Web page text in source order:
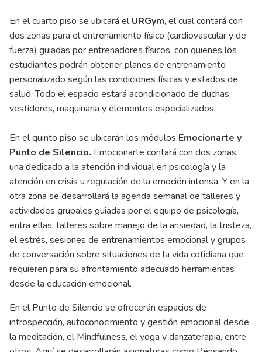
En el cuarto piso se ubicará elURGym, el cual contará con
dos zonas para el entrenamiento físico (cardiovascular y de
fuerza) guiadas por entrenadores físicos, con quienes los
estudiantes podrán obtener planes de entrenamiento
personalizado según las condiciones físicas y estados de
salud. Todo el espacio estará acondicionado de duchas,
vestidores, maquinaria y elementos especializados.
En el quinto piso se ubicarán los módulos Emocionarte y
Punto de Silencio. Emocionarte contará con dos zonas,
una dedicado a la atención individual en psicología y la
atención en crisis u regulación de la emoción intensa. Y en la
otra zona se desarrollará la agenda semanal de talleres y
actividades grupales guiadas por el equipo de psicología,
entra ellas, talleres sobre manejo de la ansiedad, la tristeza,
el estrés, sesiones de entrenamientos emocional y grupos
de conversación sobre situaciones de la vida cotidiana que
requieren para su afrontamiento adecuado herramientas
desde la educación emocional.
En el Punto de Silencio se ofrecerán espacios de
introspección, autoconocimiento y gestión emocional desde
la meditación, el Mindfulness, el yoga y danzaterapia, entre